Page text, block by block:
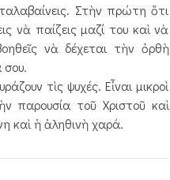
Στὴν πρώτη ὅτι
νὰ παίζεις μαζί του καὶ νὰ
νὰ δέχεται τὴν ὀρθὴ
σου.
τὶς ­ψυχές. Εἶναι μικροὶ
παρουσία τοῦ Χριστοῦ καὶ
καὶ ἡ ἀληθινὴ χαρά.